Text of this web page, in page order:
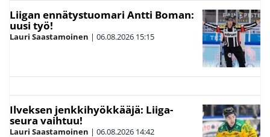
Liigan ennätystuomari Antti Boman:
uusi työ!
Lauri Saastamoinen | 06.08.2026 15:15
Ilveksen jenkkihyökkääjä: Liiga-
seura vaihtuu!
Lauri Saastamoinen | 06.08.2026 14:42